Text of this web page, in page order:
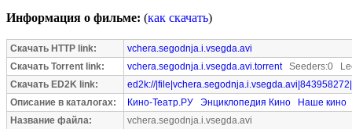
Информация о фильме: (как скачать)
Скачать HTTP link:
vchera.segodnja.i.vsegda.avi
Скачать Torrent link:
vchera.segodnja.i.vsegda.avi.torrentSeeders:0
Скачать ED2K link:
ed2k://|file|vchera.segodnja.i.vsegda.avi|843958272|
Описание в каталогах:
Кино-Театр.РУ Энциклопедия Кино
Наше кино
Название файла:
vchera.segodnja.i.vsegda.avi